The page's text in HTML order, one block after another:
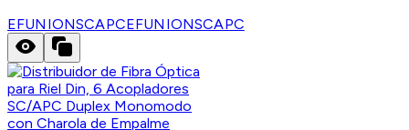
EFUNIONSCAPCEFUNIONSCAPC